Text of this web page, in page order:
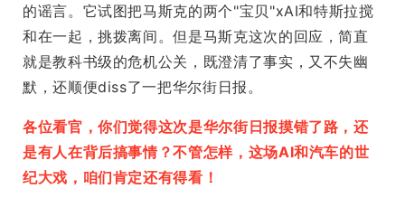
的谣言。它试图把马斯克的两个"宝贝"xAI和特斯拉搅
和在一起，挑拨离间。但是马斯克这次的回应，简直
就是教科书级的危机公关，既澄清了事实，又不失幽
默，还顺便diss了一把华尔街日报。
各位看官，你们觉得这次是华尔街日报摸错了路，还
是有人在背后搞事情？不管怎样，这场AI和汽车的世
纪大戏，咱们肯定还有得看！